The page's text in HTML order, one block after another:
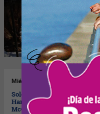
Mié 27/05/2026
Solo por hoy (en el Día de la
Hamburguesa) 2 x 1 en
McCombos seleccionados